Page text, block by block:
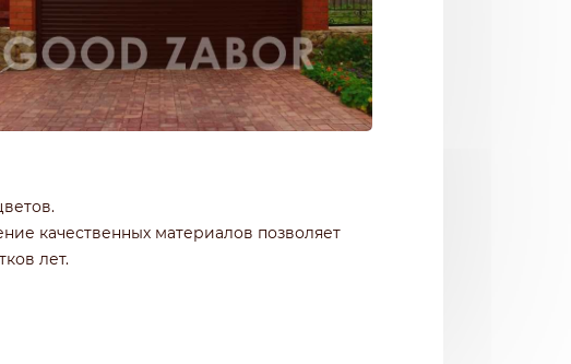
качественных материалов позволяет
лет.